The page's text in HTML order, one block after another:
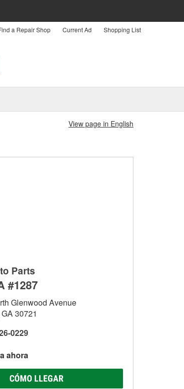
a Repair Shop Current Ad Shopping List
View page in English
Parts
#1287
Glenwood Avenue
30721
0229
ahora
CÓMO LLEGAR